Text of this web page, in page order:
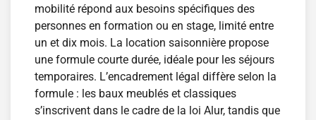
mobilité répond aux besoins spécifiques des
personnes en formation ou en stage, limité entre
un et dix mois. La location saisonnière propose
une formule courte durée, idéale pour les séjours
temporaires. L’encadrement légal diffère selon la
formule : les baux meublés et classiques
s’inscrivent dans le cadre de la loi Alur, tandis que